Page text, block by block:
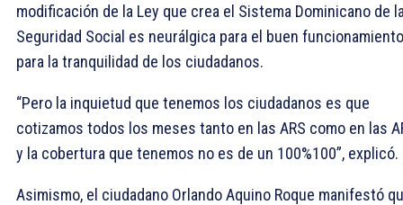
modificación de la Ley que crea el Sistema Dominicano de
Seguridad Social es neurálgica para el buen
para la tranquilidad de los ciudadanos.
“Pero la inquietud que tenemos los ciudadanos es que
cotizamos todos los meses tanto en las ARS como en las
y la cobertura que tenemos no es de un 100%100”, explicó.
Asimismo, el ciudadano Orlando Aquino Roque manifestó